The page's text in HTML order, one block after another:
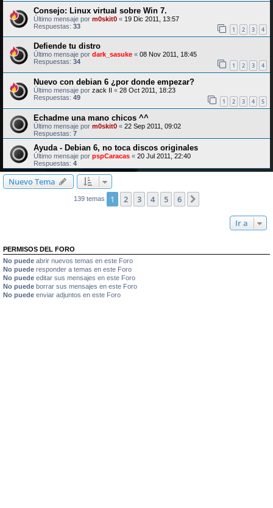
Consejo: Linux virtual sobre Win 7.
Último mensaje por m0skit0 « 19 Dic 2011, 13:57
Respuestas: 33 1 2 3 4
Defiende tu distro
Último mensaje por dark_sasuke « 08 Nov 2011, 18:45
Respuestas: 34 1 2 3 4
Nuevo con debian 6 ¿por donde empezar?
Último mensaje por zack II « 28 Oct 2011, 18:23
Respuestas: 49 1 2 3 4 5
Echadme una mano chicos ^^
Último mensaje por m0skit0 « 22 Sep 2011, 09:02
Respuestas: 7
Ayuda - Debian 6, no toca discos originales
Último mensaje por pspCaracas « 20 Jul 2011, 22:40
Respuestas: 4
Nuevo Tema
139 temas 1 2 3 4 5 6
Ir a
PERMISOS DEL FORO
No puede abrir nuevos temas en este Foro
No puede responder a temas en este Foro
No puede editar sus mensajes en este Foro
No puede borrar sus mensajes en este Foro
No puede enviar adjuntos en este Foro